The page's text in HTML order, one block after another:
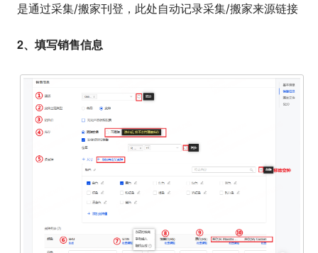
是通过采集/搬家刊登，此处自动记录采集/搬家来源链接
2、填写销售信息